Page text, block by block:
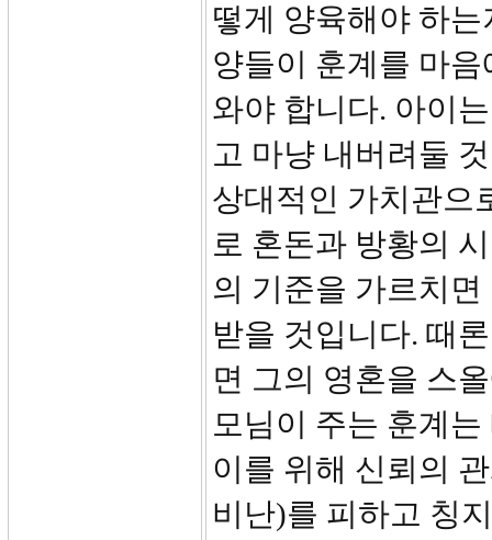
떻게 양육해야 하
양들이 훈계를 마
와야 합니다. 아이
고 마냥 내버려둘
상대적인 가치관으
로 혼돈과 방황의
의 기준을 가르치
받을 것입니다. 때
면 그의 영혼을 스
모님이 주는 훈계
이를 위해 신뢰의
비난)를 피하고 칭